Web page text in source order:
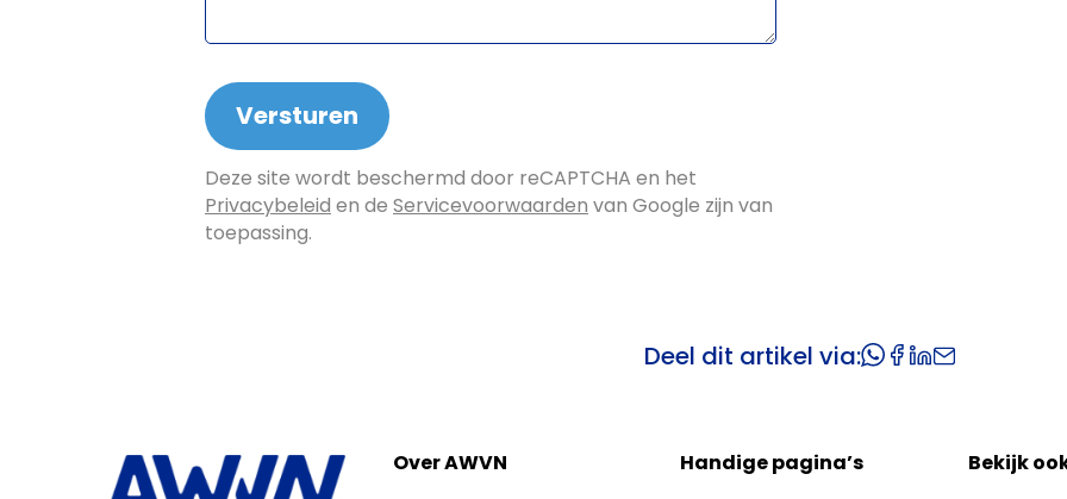
Deze site wordt beschermd door reCAPTCHA en het
Privacybeleid en de Servicevoorwaarden van Google zijn van
toepassing.
Deel dit artikel via:
Over AWVN Handige pagina’s Bekijk